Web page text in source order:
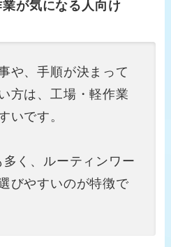
が気になる人向け
や、手順が決まって
方は、工場・軽作業
いです。
く、ルーティンワー
びやすいのが特徴で